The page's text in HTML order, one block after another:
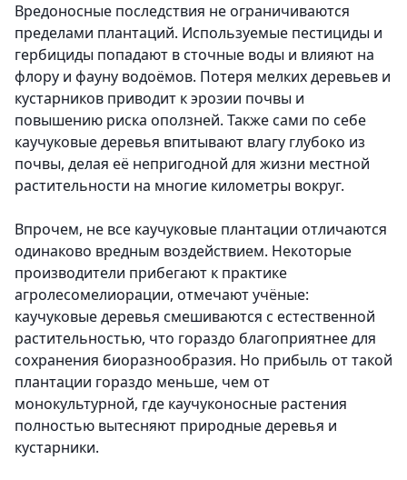
Вредоносные последствия не ограничиваются
пределами плантаций. Используемые пестициды и
гербициды попадают в сточные воды и влияют на
флору и фауну водоёмов. Потеря мелких деревьев и
кустарников приводит к эрозии почвы и
повышению риска оползней. Также сами по себе
каучуковые деревья впитывают влагу глубоко из
почвы, делая её непригодной для жизни местной
растительности на многие километры вокруг.
Впрочем, не все каучуковые плантации отличаются
одинаково вредным воздействием. Некоторые
производители прибегают к практике
агролесомелиорации, отмечают учёные:
каучуковые деревья смешиваются с естественной
растительностью, что гораздо благоприятнее для
сохранения биоразнообразия. Но прибыль от такой
плантации гораздо меньше, чем от
монокультурной, где каучуконосные растения
полностью вытесняют природные деревья и
кустарники.